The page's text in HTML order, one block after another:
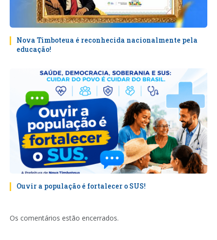
Nova Timboteua é reconhecida nacionalmente pela
educação!
Ouvir a população é fortalecer o SUS!
Os comentários estão encerrados.